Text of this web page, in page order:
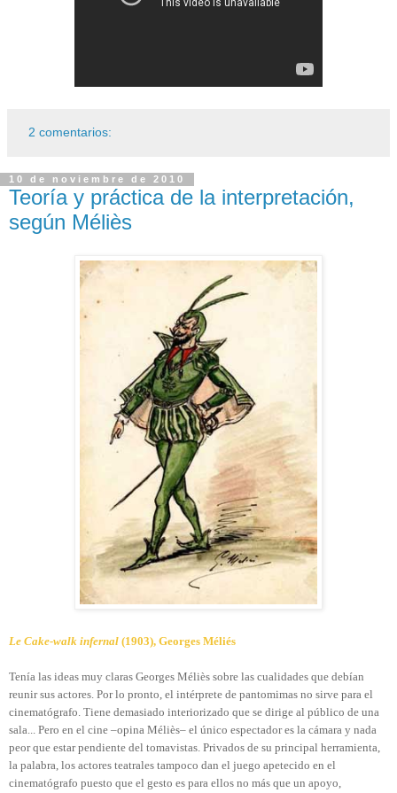
2 comentarios:
10 de noviembre de 2010
Teoría y práctica de la interpretación,
según Méliès
Le Cake-walk infernal (1903), Georges Méliés
Tenía las ideas muy claras Georges Méliès sobre las cualidades que debían
reunir sus actores. Por lo pronto, el intérprete de pantomimas no sirve para el
cinematógrafo. Tiene demasiado interiorizado que se dirige al público de una
sala... Pero en el cine –opina Méliès– el único espectador es la cámara y nada
peor que estar pendiente del tomavistas. Privados de su principal herramienta,
la palabra, los actores teatrales tampoco dan el juego apetecido en el
cinematógrafo puesto que el gesto es para ellos no más que un apoyo,